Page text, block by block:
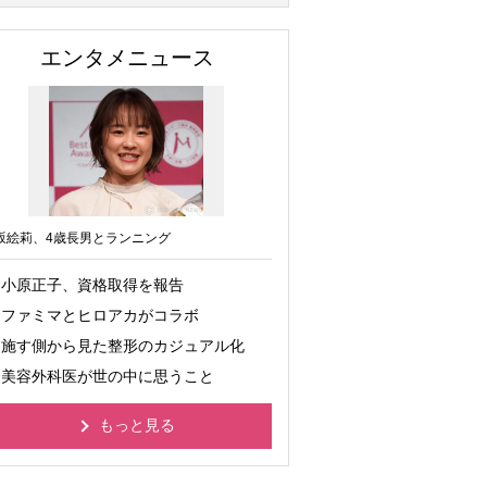
エンタメニュース
絵莉、4歳長男とランニング
小原正子、資格取得を報告
ファミマとヒロアカがコラボ
施す側から見た整形のカジュアル化
美容外科医が世の中に思うこと
もっと見る